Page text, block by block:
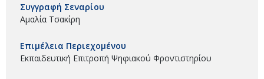
Συγγραφή Σεναρίου
Αμαλία Τσακίρη
Επιμέλεια Περιεχομένου
Εκπαιδευτική Επιτροπή Ψηφιακού Φροντιστηρίου